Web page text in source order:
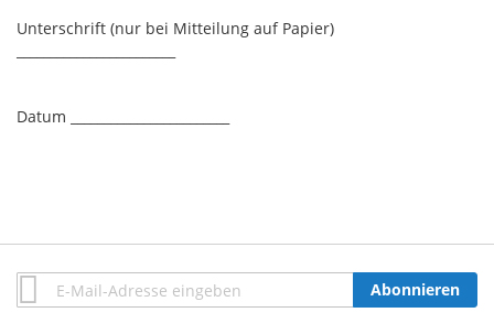
Unterschrift (nur bei Mitteilung auf Papier)
Datum ________________________
Anmeldung
zum
Abonnieren